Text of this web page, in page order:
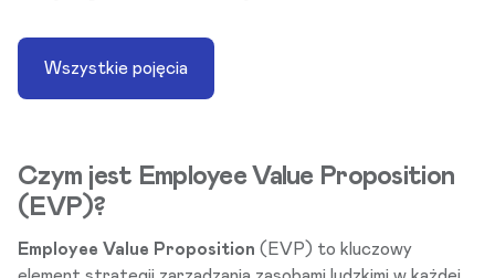
Wszystkie pojęcia
Czym jest Employee Value Proposition
(EVP)?
Employee Value Proposition (EVP) to kluczowy